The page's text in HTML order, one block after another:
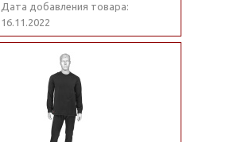
Дата добавления товара:
16.11.2022